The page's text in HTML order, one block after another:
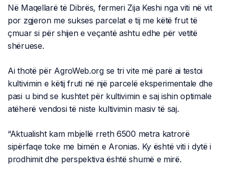
Në Maqellarë të Dibrës, fermeri Zija Keshi nga viti në vit
por zgjeron me sukses parcelat e tij me këtë frut të
çmuar si për shijen e veçantë ashtu edhe për vetitë
shëruese.
Ai thotë për AgroWeb.org se tri vite më parë ai testoi
kultivimin e këtij fruti në një parcelë eksperimentale dhe
pasi u bind se kushtet për kultivimin e saj ishin optimale
atëherë vendosi të niste kultivimin masiv të saj.
“Aktualisht kam mbjellë rreth 6500 metra katrorë
sipërfaqe toke me bimën e Aronias. Ky është viti i dytë i
prodhimit dhe perspektiva është shumë e mirë.